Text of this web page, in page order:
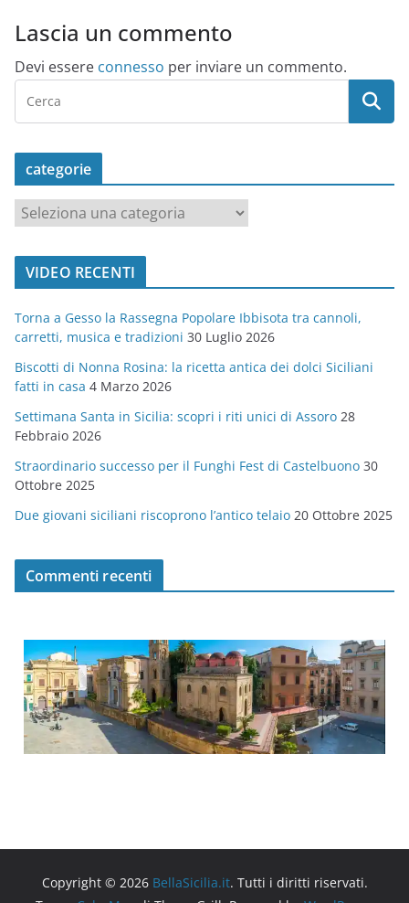
Lascia un commento
Devi essere connesso per inviare un commento.
categorie
a
t
o
r
i
e
VIDEO RECENTI
Torna a Gesso la Rassegna Popolare Ibbisota tra cannoli,
carretti, musica e tradizioni 30 Luglio 2026
Biscotti di Nonna Rosina: la ricetta antica dei dolci Siciliani
fatti in casa 4 Marzo 2026
Settimana Santa in Sicilia: scopri i riti unici di Assoro 28
Febbraio 2026
Straordinario successo per il Funghi Fest di Castelbuono 30
Ottobre 2025
Due giovani siciliani riscoprono l’antico telaio 20 Ottobre 2025
Commenti recenti
Copyright © 2026 BellaSicilia.it. Tutti i diritti riservati.